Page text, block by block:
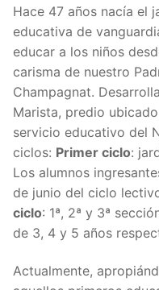
Hace 47 años nacía el
educativa de
educar a los niños
carisma de nuestro
Champagnat.
Marista, predio
servicio educativo del
ciclos: Primer ciclo:
Los alumnos
de junio del ciclo
ciclo: 1ª, 2ª y 3ª
de 3, 4 y 5 años
Actualmente,